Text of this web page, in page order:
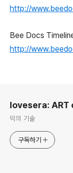
http://
Bee Docs
http://
lovesera: ART
덕의 기술
구독하기